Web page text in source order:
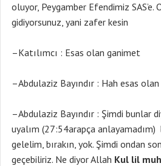
oluyor, Peygamber Efendimiz
gidiyorsunuz, yani zafer kesin
–Katılımcı : Esas olan ganimet
–Abdulaziz Bayındır : Hah esas
–Abdulaziz Bayındır : Şimdi bunlar
uyalım (27:54arapça
gelelim, bırakın, yok. Şimdi ondan
geçebiliriz. Ne diyor Allah Kul lil